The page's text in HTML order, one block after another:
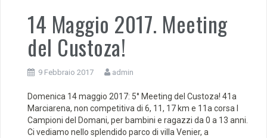
14 Maggio 2017. Meeting
del Custoza!
9 Febbraio 2017 admin
Domenica 14 maggio 2017: 5° Meeting del Custoza! 41a
Marciarena, non competitiva di 6, 11, 17 km e 11a corsa I
Campioni del Domani, per bambini e ragazzi da 0 a 13 anni.
Ci vediamo nello splendido parco di villa Venier, a